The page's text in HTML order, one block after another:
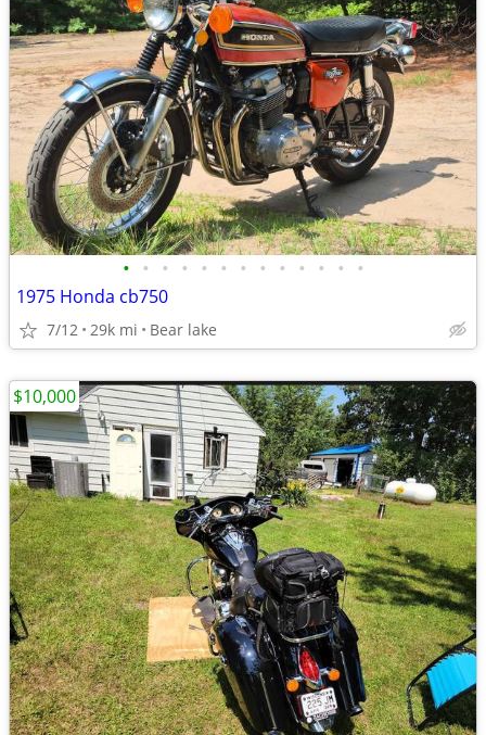
• • • • • • • • • • • • •
1975 Honda cb750
7/12 29k mi Bear lake
$10,000